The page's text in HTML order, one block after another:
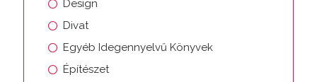
Design
Divat
Egyéb Idegennyelvű Könyvek
Építészet